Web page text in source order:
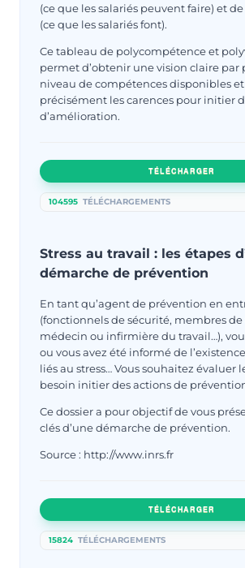
(ce que les salariés peuvent faire) et
(ce que les salariés font).
Ce tableau de polycompétence et
permet d’obtenir une vision claire par
niveau de compétences disponibles
précisément les carences pour initier
d’amélioration.
TÉLÉCHARGER
104595 TÉLÉCHARGEMENTS
Stress au travail : les étapes
démarche de prévention
En tant qu’agent de prévention en
(fonctionnels de sécurité, membres de
médecin ou infirmière du travail…),
ou vous avez été informé de
liés au stress… Vous souhaitez évaluer
besoin initier des actions de
Ce dossier a pour objectif de vous
clés d’une démarche de prévention.
Source : http://www.inrs.fr
TÉLÉCHARGER
15824 TÉLÉCHARGEMENTS